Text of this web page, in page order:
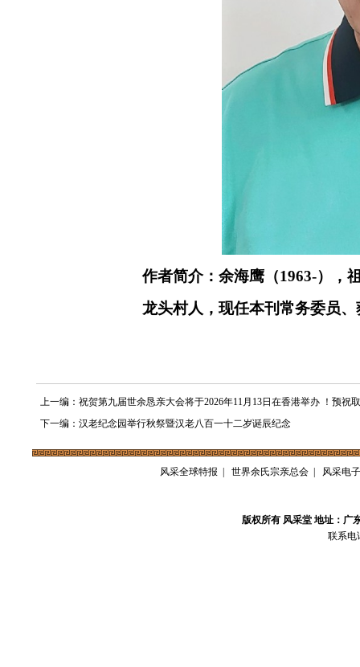
作者简介：余海鹰（1963-），
龙头村人，现任本刊常务委员
上一编：祝贺第九届世余恳亲大会将于2026年11月13日在香港举办 ！预祝
下一编：汉老纪念园举行秋祭暨汉老八百一十二岁诞辰纪念
风采全球特报 世界余氏宗亲总会 风采电
版权所有 风采堂 地址：广
联系电